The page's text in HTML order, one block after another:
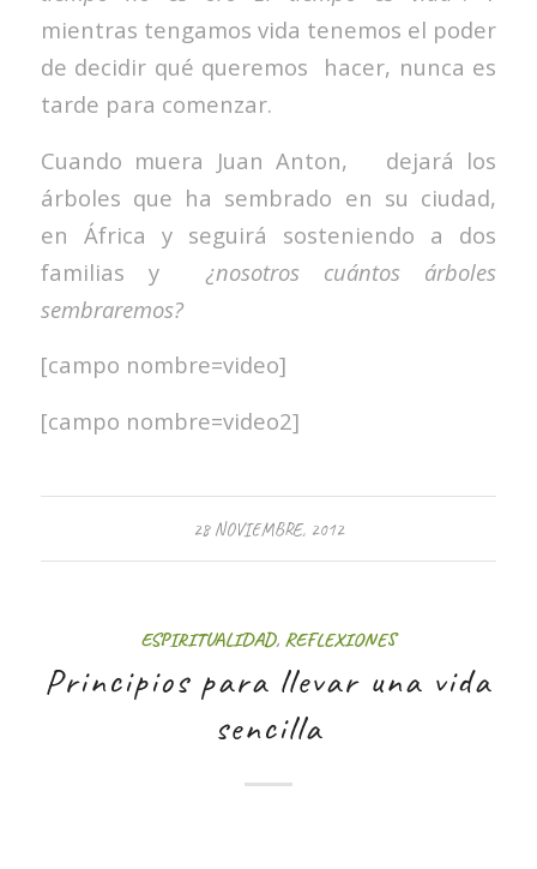
mientras tengamos vida tenemos el poder
de decidir qué queremos hacer, nunca es
tarde para comenzar.
Cuando muera Juan Anton, dejará los
árboles que ha sembrado en su ciudad,
en África y seguirá sosteniendo a dos
familias y¿nosotros cuántos árboles
sembraremos?
[campo nombre=video]
[campo nombre=video2]
28 NOVIEMBRE, 2012
ESPIRITUALIDAD, REFLEXIONES
Principios para llevar una vida
sencilla